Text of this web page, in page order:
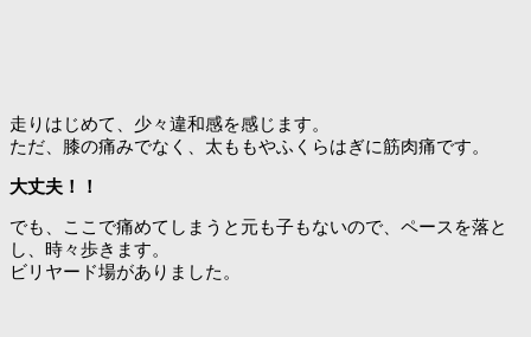
走りはじめて、少々違和感を感じます。
ただ、膝の痛みでなく、太ももやふくらはぎに筋肉痛です。
大丈夫！！
でも、ここで痛めてしまうと元も子もないので、ペースを落と
し、時々歩きます。
ビリヤード場がありました。